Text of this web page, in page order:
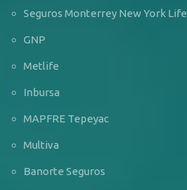
Seguros Monterrey New York Life
GNP
Metlife
Inbursa
MAPFRE Tepeyac
Multiva
Banorte Seguros